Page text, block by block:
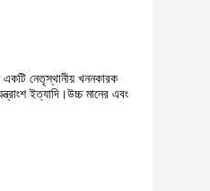
একটি নেতৃস্থানীয় খননকারক
ইত্যাদি।উচ্চ মানের এবং